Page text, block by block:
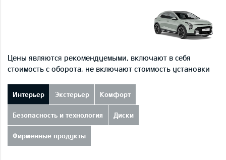
Цены являются рекомендуемыми, включают в себя
стоимость с оборота, не включают стоимость установки
Интерьер Экстерьер Комфорт
Безопасность и технология Диски
Фирменные продукты